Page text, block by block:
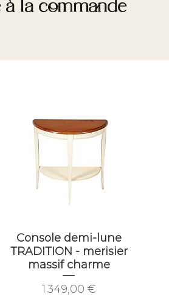
la commande
Console demi-lune
TRADITION - merisier
massif charme
Prix
1 349,00 €